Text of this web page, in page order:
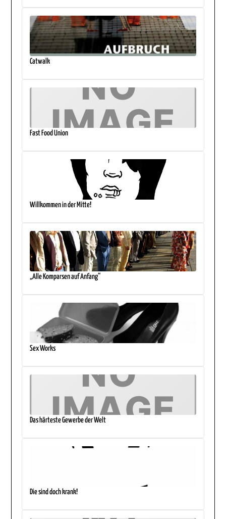
Catwalk
Fast Food Union
Willkommen in der Mitte!
„Alle Komparsen auf Anfang“
Sex Works
Das härteste Gewerbe der Welt
Die sind doch krank!